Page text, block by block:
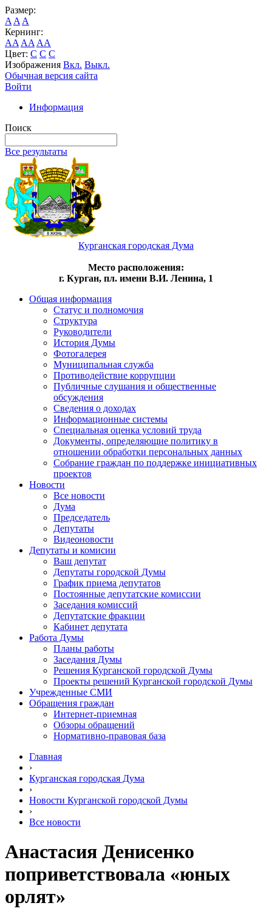
Размер:
A A A
Кернинг:
AA AA AA
Цвет: C C C
Изображения Вкл. Выкл.
Обычная версия сайта
Войти
Информация
Поиск
Все результаты
Курганская городская Дума
Место расположения:
г. Курган, пл. имени В.И. Ленина, 1
Общая информация
Статус и полномочия
Структура
Руководители
История Думы
Фотогалерея
Муниципальная служба
Противодействие коррупции
Публичные слушания и общественные
обсуждения
Сведения о доходах
Информационные системы
Специальная оценка условий труда
Документы, определяющие политику в
отношении обработки персональных данных
Собрание граждан по поддержке инициативных
проектов
Новости
Все новости
Дума
Председатель
Депутаты
Видеоновости
Депутаты и комисии
Ваш депутат
Депутаты городской Думы
График приема депутатов
Постоянные депутатские комиссии
Заседания комиссий
Депутатские фракции
Кабинет депутата
Работа Думы
Планы работы
Заседания Думы
Решения Курганской городской Думы
Проекты решений Курганской городской Думы
Учрежденные СМИ
Обращения граждан
Интернет-приемная
Обзоры обращений
Нормативно-правовая база
Главная
›
Курганская городская Дума
›
Новости Курганской городской Думы
›
Все новости
Анастасия Денисенко
поприветствовала «юных
орлят»